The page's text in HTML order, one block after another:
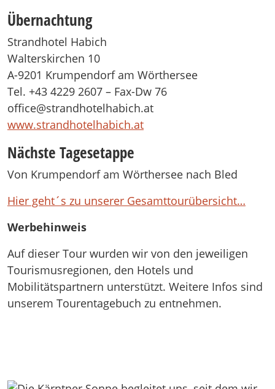
Übernachtung
Strandhotel Habich
Walterskirchen 10
A-9201 Krumpendorf am Wörthersee
Tel. +43 4229 2607 – Fax-Dw 76
office@strandhotelhabich.at
www.strandhotelhabich.at
Nächste Tagesetappe
Von Krumpendorf am Wörthersee nach Bled
Hier geht´s zu unserer Gesamttourübersicht…
Werbehinweis
Auf dieser Tour wurden wir von den jeweiligen
Tourismusregionen, den Hotels und
Mobilitätspartnern unterstützt. Weitere Infos sind
unserem Tourentagebuch zu entnehmen.